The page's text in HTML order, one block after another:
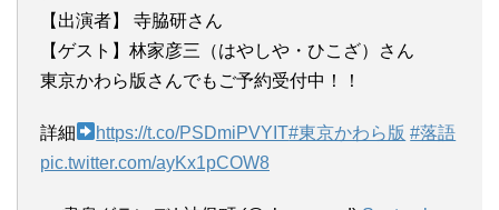
【出演者】 寺脇研さん
【ゲスト】林家彦三（はやしや・ひこざ）さん
東京かわら版さんでもご予約受付中！！
詳細 https://t.co/PSDmiPVYIT#東京かわら版 #落語
pic.twitter.com/ayKx1pCOW8